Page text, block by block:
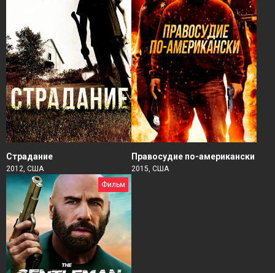
Страдание
2012, США
Правосудие по-американски
2015, США
Фильм